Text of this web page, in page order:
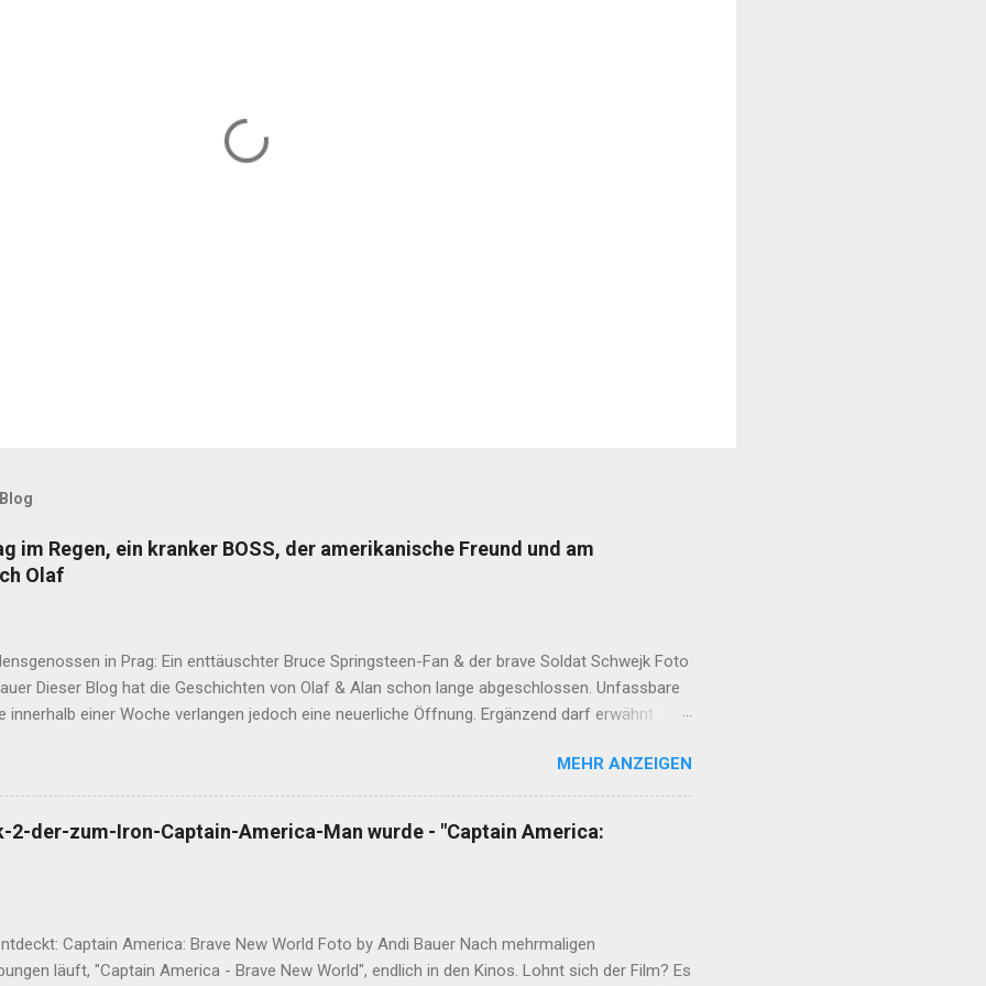
im Regen, ein kranker BOSS, der amerikanische Freund und am
Olaf
in Prag: Ein enttäuschter Bruce Springsteen-Fan & der brave Soldat Schwejk Foto
Dieser Blog hat die Geschichten von Olaf & Alan schon lange abgeschlossen. Unfassbare
innerhalb einer Woche verlangen jedoch eine neuerliche Öffnung. Ergänzend darf erwähnt
in dieser Woche widerfahren ist. Nachdem sich die Gute nach einem minutenlangen Lachkrampf
hat, sagte Sie den entscheidenden Satz: "Das musst du aufschreiben" Nun, ein guter
was seine Mutter ihm sagt. Hier ist Sie, die Geschichte dieser Woche. Und solltet Ihr liebe
Leserinnen am Wahrheitsgehalt dieser Worte zweifeln, fragt nach bei der Liebsten. Sie war
MEHR ANZEIGEN
2-der-zum-Iron-Captain-America-Man wurde - "Captain America:
Captain America: Brave New World Foto by Andi Bauer Nach mehrmaligen
läuft, "Captain America - Brave New World", endlich in den Kinos. Lohnt sich der Film? Es